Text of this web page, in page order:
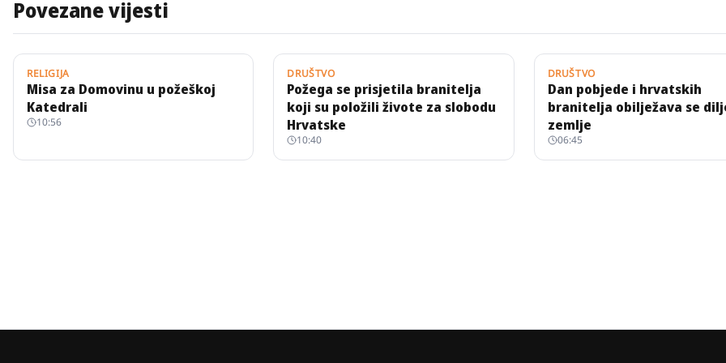
Povezane vijesti
RELIGIJA
Misa za Domovinu u požeškoj
Katedrali
10:56
DRUŠTVO
Požega se prisjetila branitelja
koji su položili živote za slobodu
Hrvatske
10:40
DRUŠTVO
Dan pobjede i hrvatskih
branitelja obilježava se
zemlje
06:45